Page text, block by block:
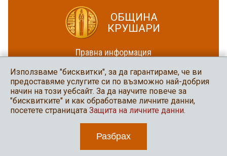
ОБЩИНА
КРУШАРИ
Правна информация
Карта на сайта
Община Крушари
в социалните мрежи
Уеб дизайн и програмиране: Нео медия
Използваме "бисквитки", за да гарантираме, че ви
предоставяме услугите си по възможно най-добрия
начин на този уебсайт. За да научите повече за
"бисквитките" и как обработваме личните данни,
посетете страницата Защита на личните данни.
Разбрах